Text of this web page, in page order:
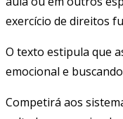
exercício de direitos
O texto estipula que
emocional e
Competirá aos